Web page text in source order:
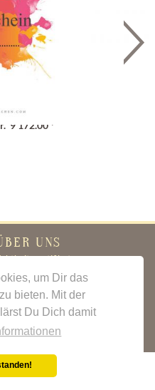
um Dir das
bieten. Mit der
Du Dich damit
9'172.00 *
UNS
Newsletter